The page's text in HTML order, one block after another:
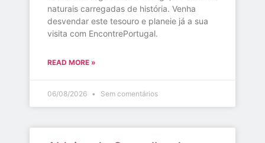
naturais carregadas de história. Venha
desvendar este tesouro e planeie já a sua
visita com EncontrePortugal.
READ MORE »
06/08/2026 Sem comentários